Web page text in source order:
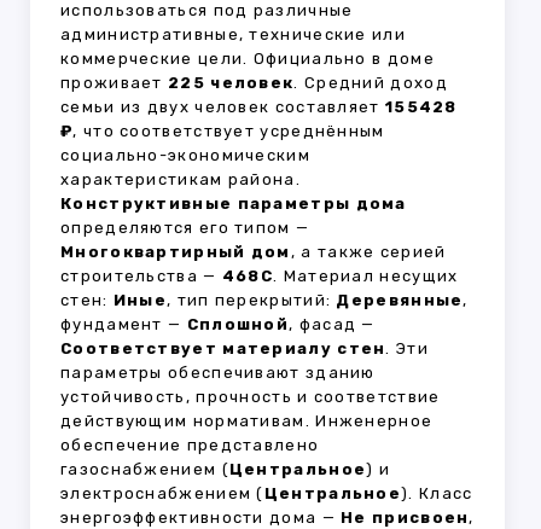
использоваться под различные
административные, технические или
коммерческие цели. Официально в доме
проживает 225 человек. Средний доход
семьи из двух человек составляет 155428
₽, что соответствует усреднённым
социально-экономическим
характеристикам района.
Конструктивные параметры дома
определяются его типом —
Многоквартирный дом , а также серией
строительства — 468С. Материал несущих
стен: Иные, тип перекрытий: Деревянные,
фундамент — Сплошной, фасад —
Соответствует материалу стен. Эти
параметры обеспечивают зданию
устойчивость, прочность и соответствие
действующим нормативам. Инженерное
обеспечение представлено
газоснабжением (Центральное) и
электроснабжением ( Центральное). Класс
энергоэффективности дома — Не присвоен,